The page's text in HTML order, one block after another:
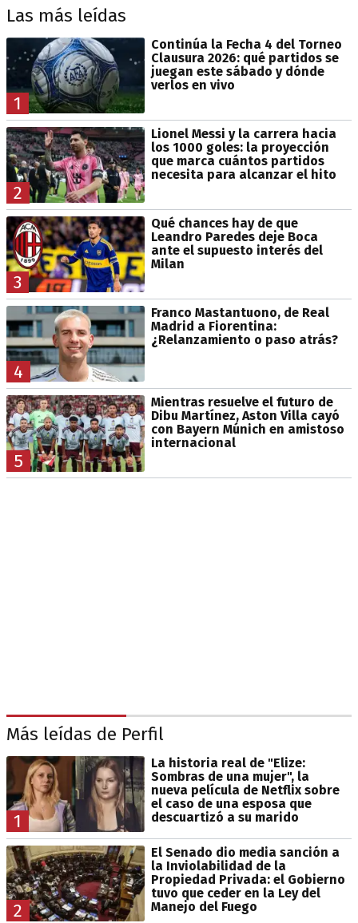
Las más leídas
1
Continúa la Fecha 4 del Torneo
Clausura 2026: qué partidos se
juegan este sábado y dónde
verlos en vivo
2
Lionel Messi y la carrera hacia
los 1000 goles: la proyección
que marca cuántos partidos
necesita para alcanzar el hito
3
Qué chances hay de que
Leandro Paredes deje Boca
ante el supuesto interés del
Milan
4
Franco Mastantuono, de Real
Madrid a Fiorentina:
¿Relanzamiento o paso atrás?
5
Mientras resuelve el futuro de
Dibu Martínez, Aston Villa cayó
con Bayern Múnich en amistoso
internacional
Más leídas de Perfil
1
La historia real de "Elize:
Sombras de una mujer", la
nueva película de Netflix sobre
el caso de una esposa que
descuartizó a su marido
2
El Senado dio media sanción a
la Inviolabilidad de la
Propiedad Privada: el Gobierno
tuvo que ceder en la Ley del
Manejo del Fuego